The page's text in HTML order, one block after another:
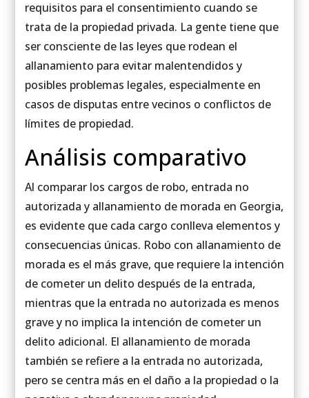
requisitos para el consentimiento cuando se
trata de la propiedad privada. La gente tiene que
ser consciente de las leyes que rodean el
allanamiento para evitar malentendidos y
posibles problemas legales, especialmente en
casos de disputas entre vecinos o conflictos de
límites de propiedad.
Análisis comparativo
Al comparar los cargos de robo, entrada no
autorizada y allanamiento de morada en Georgia,
es evidente que cada cargo conlleva elementos y
consecuencias únicas. Robo con allanamiento de
morada es el más grave, que requiere la intención
de cometer un delito después de la entrada,
mientras que la entrada no autorizada es menos
grave y no implica la intención de cometer un
delito adicional. El allanamiento de morada
también se refiere a la entrada no autorizada,
pero se centra más en el daño a la propiedad o la